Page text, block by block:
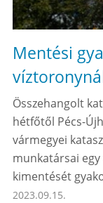
Mentési
Összehangolt
hétfőtől Pécs-
vármegyei
munkatársai
kimentését
2023.09.15.